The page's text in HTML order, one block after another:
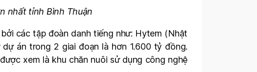
nhất tỉnh Bình Thuận
các tập đoàn danh tiếng như: Hytem (Nhật
án trong 2 giai đoạn là hơn 1.600 tỷ đồng.
xem là khu chăn nuôi sử dụng công nghệ